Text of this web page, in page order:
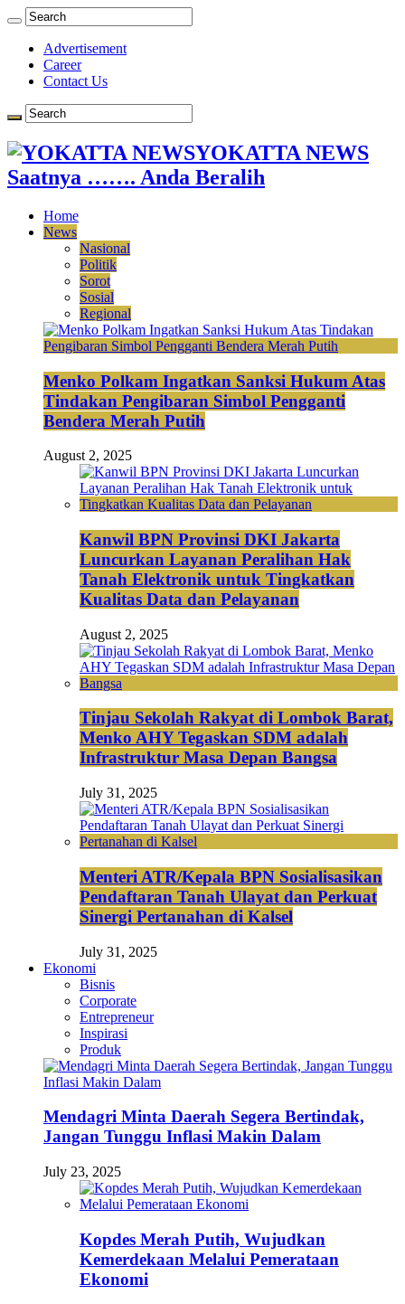
Advertisement
Career
Contact Us
YOKATTA NEWS
Saatnya ……. Anda Beralih
Home
News
Nasional
Politik
Sorot
Sosial
Regional
Menko Polkam Ingatkan Sanksi Hukum Atas
Tindakan Pengibaran Simbol Pengganti
Bendera Merah Putih
August 2, 2025
Kanwil BPN Provinsi DKI Jakarta
Luncurkan Layanan Peralihan Hak
Tanah Elektronik untuk Tingkatkan
Kualitas Data dan Pelayanan
August 2, 2025
Tinjau Sekolah Rakyat di Lombok Barat,
Menko AHY Tegaskan SDM adalah
Infrastruktur Masa Depan Bangsa
July 31, 2025
Menteri ATR/Kepala BPN Sosialisasikan
Pendaftaran Tanah Ulayat dan Perkuat
Sinergi Pertanahan di Kalsel
July 31, 2025
Ekonomi
Bisnis
Corporate
Entrepreneur
Inspirasi
Produk
Mendagri Minta Daerah Segera Bertindak,
Jangan Tunggu Inflasi Makin Dalam
July 23, 2025
Kopdes Merah Putih, Wujudkan
Kemerdekaan Melalui Pemerataan
Ekonomi